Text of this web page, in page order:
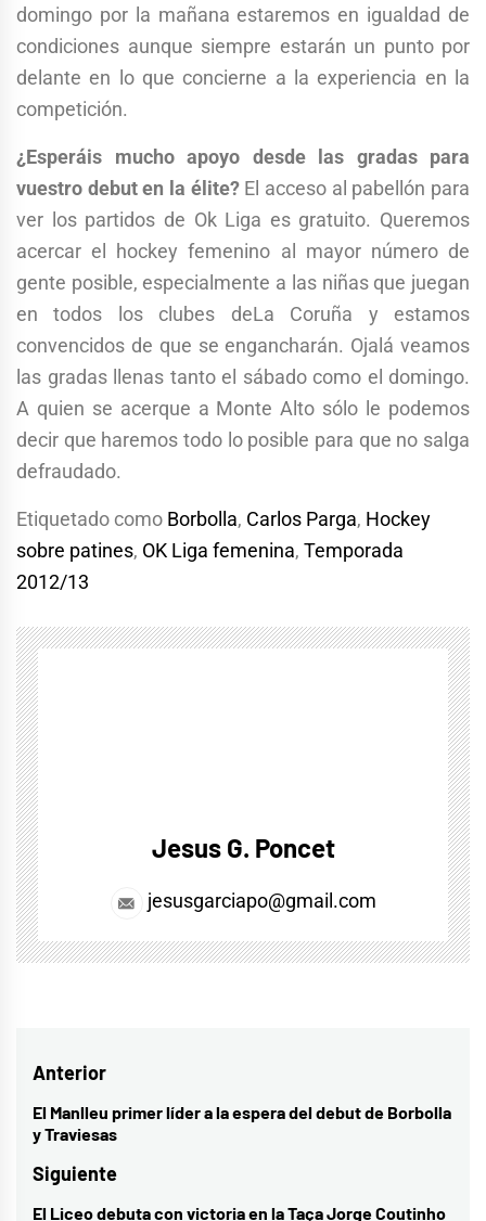
domingo por la mañana estaremos en igualdad de
condiciones aunque siempre estarán un punto por
delante en lo que concierne a la experiencia en la
competición.
¿Esperáis mucho apoyo desde las gradas para
vuestro debut en la élite? El acceso al pabellón para
ver los partidos de Ok Liga es gratuito. Queremos
acercar el hockey femenino al mayor número de
gente posible, especialmente a las niñas que juegan
en todos los clubes deLa Coruña y estamos
convencidos de que se engancharán. Ojalá veamos
las gradas llenas tanto el sábado como el domingo.
A quien se acerque a Monte Alto sólo le podemos
decir que haremos todo lo posible para que no salga
defraudado.
Etiquetado como Borbolla, Carlos Parga, Hockey
sobre patines, OK Liga femenina, Temporada
2012/13
Jesus G. Poncet
jesusgarciapo@gmail.com
Navegación
de
entradas
Anterior
Entrada
anterior:
El Manlleu primer líder a la espera del debut de Borbolla
y Traviesas
Siguiente
El Liceo debuta con victoria en la Taça Jorge Coutinho